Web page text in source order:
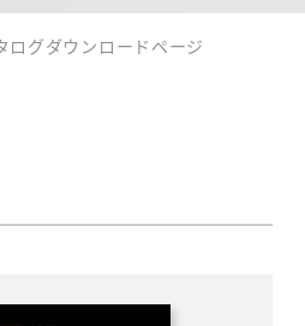
ログダウンロードページ